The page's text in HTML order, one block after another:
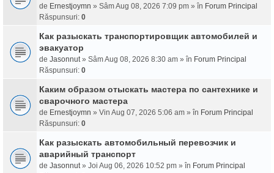
de Ernestjoymn » Sâm Aug 08, 2026 7:09 pm » în Forum Principal
Răspunsuri: 0
Как разыскать транспортировщик автомобилей и
эвакуатор
de Jasonnut» Sâm Aug 08, 2026 8:30 am » în Forum Principal
Răspunsuri: 0
Каким образом отыскать мастера по сантехнике и
сварочного мастера
de Ernestjoymn » Vin Aug 07, 2026 5:06 am » în Forum Principal
Răspunsuri: 0
Как разыскать автомобильный перевозчик и
аварийный транспорт
de Jasonnut» Joi Aug 06, 2026 10:52 pm » în Forum Principal